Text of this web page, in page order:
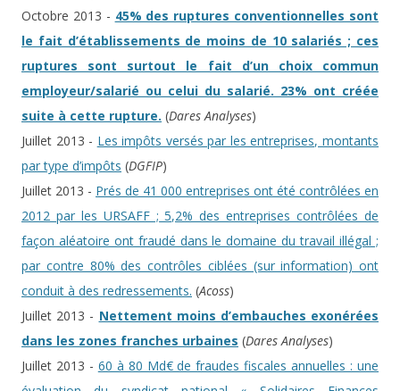
Octobre 2013 - 45% des ruptures conventionnelles sont
le fait d’établissements de moins de 10 salariés ; ces
ruptures sont surtout le fait d’un choix commun
employeur/salarié ou celui du salarié. 23% ont créée
suite à cette rupture. (Dares Analyses)
Juillet 2013 - Les impôts versés par les entreprises, montants
par type d’impôts (DGFIP)
Juillet 2013 - Prés de 41 000 entreprises ont été contrôlées en
2012 par les URSAFF ; 5,2% des entreprises contrôlées de
façon aléatoire ont fraudé dans le domaine du travail illégal ;
par contre 80% des contrôles ciblées (sur information) ont
conduit à des redressements. (Acoss)
Juillet 2013 - Nettement moins d’embauches exonérées
dans les zones franches urbaines (Dares Analyses)
Juillet 2013 - 60 à 80 Md€ de fraudes fiscales annuelles : une